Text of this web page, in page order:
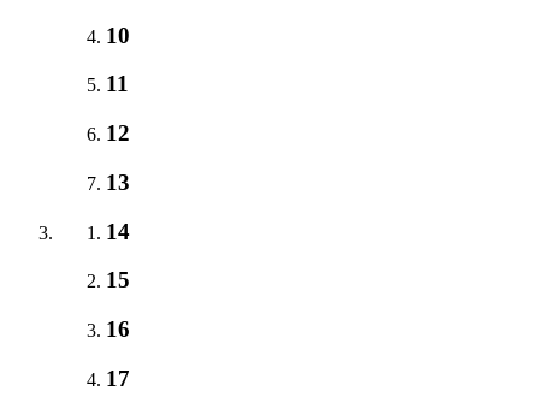
10
11
12
13
14
15
16
17